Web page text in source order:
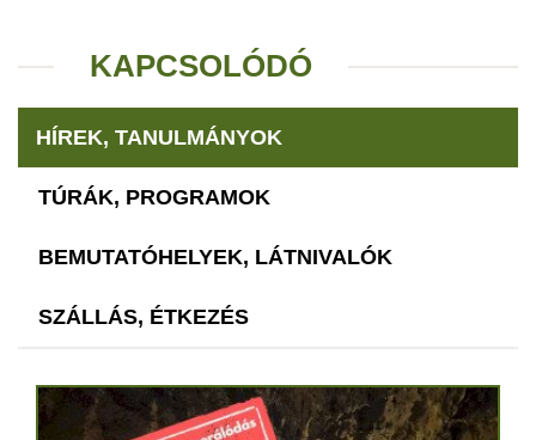
KAPCSOLÓDÓ
HÍREK, TANULMÁNYOK
TÚRÁK, PROGRAMOK
BEMUTATÓHELYEK, LÁTNIVALÓK
SZÁLLÁS, ÉTKEZÉS